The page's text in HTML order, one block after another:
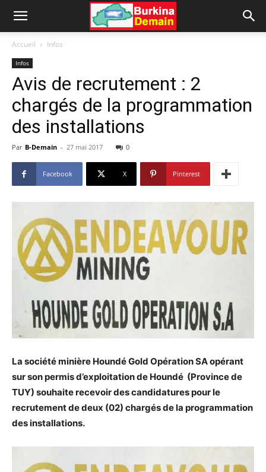
Accueil Infos
Infos
Avis de recrutement : 2
chargés de la programmation
des installations
Par B-Demain - 27 mai 2017 0
Facebook X Pinterest
La société minière HoundéGold Opération SAopérant
sur son permis d’exploitation de Houndé (Province de
TUY) souhaite recevoir des candidatures pour le
recrutement de deux (02) chargés de la programmation
des installations.